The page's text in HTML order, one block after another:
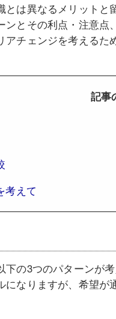
は異なるメリットと
とその利点・注意点
アチェンジを考えるた
記事
考えて
の3つのパターンが
になりますが、希望